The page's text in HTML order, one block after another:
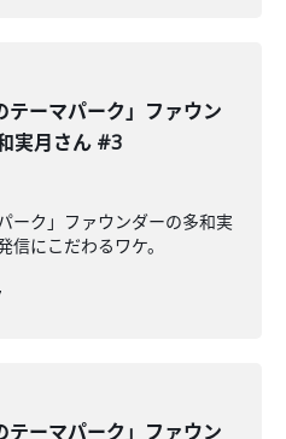
テーマパーク」ファウン
実月さん #3
ーク」ファウンダーの多和実
にこだわるワケ。
テーマパーク」ファウン